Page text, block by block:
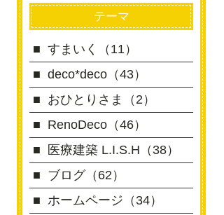
テーマ
すまいく（11）
deco*deco（43）
おひとりさま（2）
RenoDeco（46）
医療建築 L.I.S.H（38）
ブログ（62）
ホームページ（34）